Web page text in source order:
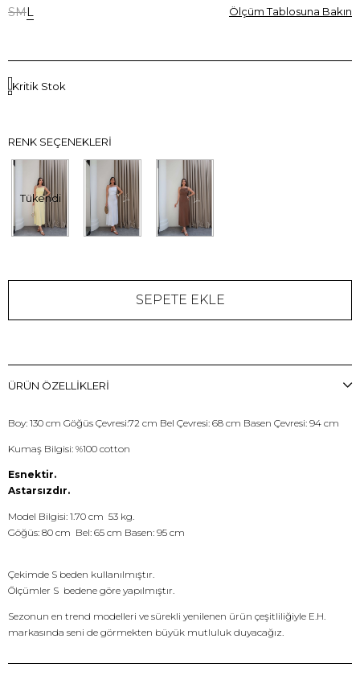
SML Ölçüm Tablosuna Bakın
Kritik Stok
RENK SEÇENEKLERI
Tükendi
ÜRÜN ÖZELLIKLERI
Boy: 130 cm Göğüs Çevresi:72 cm Bel Çevresi: 68 cm Basen Çevresi: 94 cm
Kumaş Bilgisi: %100 cotton
Esnektir.
Astarsızdır.
Model Bilgisi: 1.70 cm 53 kg.
Göğüs: 80 cm Bel: 65 cm Basen: 95 cm
Çekimde S beden kullanılmıştır.
Ölçümler S bedene göre yapılmıştır.
Sezonun en trend modelleri ve sürekli yenilenen ürün çeşitliliğiyle E.H.
markasında seni de görmekten büyük mutluluk duyacağız.